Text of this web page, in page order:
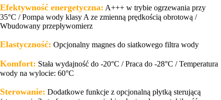
Efektywność energetyczna: A+++ w trybie ogrzewania przy
35°C / Pompa wody klasy A ze zmienną prędkością obrotową /
Wbudowany przepływomierz
Elastyczność: Opcjonalny magnes do siatkowego filtra wody
Komfort: Stała wydajność do -20°C / Praca do -28°C / Temperatura
wody na wylocie: 60°C
Sterowanie: Dodatkowe funkcje z opcjonalną płytką sterującą